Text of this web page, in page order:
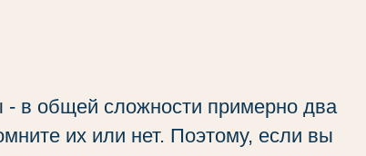
в общей сложности примерно два
их или нет. Поэтому, если вы